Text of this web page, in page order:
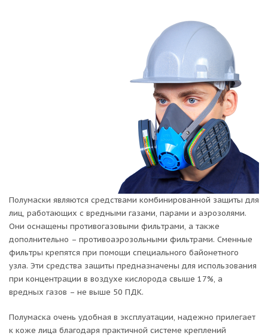
Полумаски являются средствами комбинированной защиты для
лиц, работающих с вредными газами, парами и аэрозолями.
Они оснащены противогазовыми фильтрами, а также
дополнительно – противоаэрозольными фильтрами. Сменные
фильтры крепятся при помощи специального байонетного
узла. Эти средства защиты предназначены для использования
при концентрации в воздухе кислорода свыше 17%, а
вредных газов – не выше 50 ПДК.
Полумаска очень удобная в эксплуатации, надежно прилегает
к коже лица благодаря практичной системе креплений